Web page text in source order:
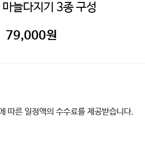
늘다지기 3종 구성
79,000원
따른 일정액의 수수료를 제공받습니다.